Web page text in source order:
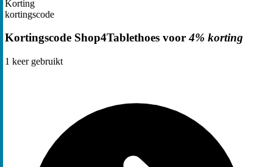
Korting
kortingscode
Kortingscode Shop4Tablethoes voor4% korting
1 keer gebruikt